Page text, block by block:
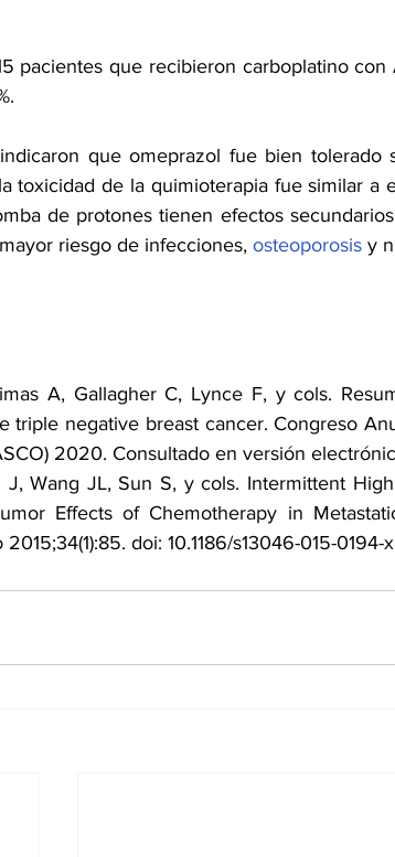
pacientes que recibieron carboplatino con
que omeprazol fue bien tolerado
toxicidad de la quimioterapia fue similar a
de protones tienen efectos
riesgo de infecciones, osteoporosis y
A, Gallagher C, Lynce F, y cols.
triple negative breast cancer. Congreso
2020. Consultado en versión
J, Wang JL, Sun S, y cols. Intermittent
Effects of Chemotherapy in
doi: 10.1186/s13046-015-